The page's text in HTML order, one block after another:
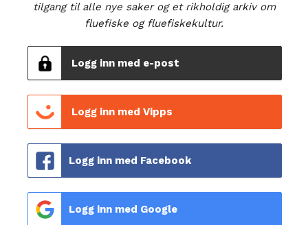
tilgang til alle nye saker og et rikholdig arkiv om
fluefiske og fluefiskekultur.
Logg inn med e-post
Logg inn med Vipps
Logg inn med Facebook
Logg inn med Google